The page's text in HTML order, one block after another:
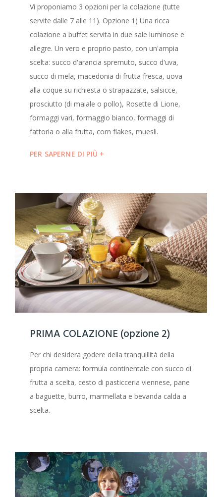
Vi proponiamo 3 opzioni per la colazione (tutte
servite dalle 7 alle 11). Opzione 1) Una ricca
colazione a buffet servita in due sale luminose e
allegre. Un vero e proprio pasto, con un'ampia
scelta: succo d'arancia spremuto, succo d'uva,
succo di mela, macedonia di frutta fresca, uova
alla coque su richiesta o strapazzate, salsicce,
prosciutto (di maiale o pollo), Rosette di Lione,
formaggi vari, formaggio bianco, formaggi di
fattoria o alla frutta, corn flakes, muesli.
PER SAPERNE DI PIÙ
PRIMA COLAZIONE (opzione 2)
Per chi desidera godere della tranquillità della
propria camera: formula continentale con succo di
frutta a scelta, cesto di pasticceria viennese, pane
a baguette, burro, marmellata e bevanda calda a
scelta.